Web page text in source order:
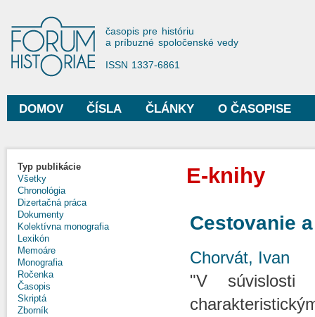
Forum Historiae
časopis pre históriu
a príbuzné spoločenské vedy
ISSN 1337-6861
Hlavné menu
DOMOV ČÍSLA ČLÁNKY O ČASOPISE
Typ publikácie
Všetky
Chronológia
Dizertačná práca
Dokumenty
Kolektívna monografia
Lexikón
Memoáre
Monografia
Ročenka
Časopis
Skriptá
Zborník
E-knihy
Cestovanie
Chorvát, Ivan
"V súvislosti